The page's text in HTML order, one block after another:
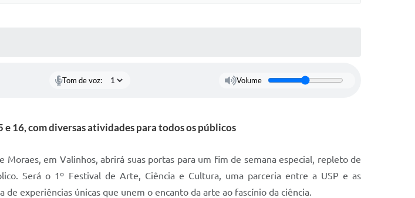
Tom de voz: Volume
e 16, com diversas atividades para todos os públicos
em Valinhos, abrirá suas portas para um fim de semana especial, repleto de
Será o 1º Festival de Arte, Ciência e Cultura, uma parceria entre a USP e as
experiências únicas que unem o encanto da arte ao fascínio da ciência.